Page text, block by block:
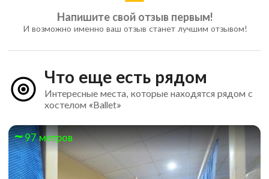
Напишите свой отзыв первым!
И возможно именно ваш отзыв станет лучшим отзывом!
Что еще есть рядом
Интересные места, которые находятся рядом с
хостелом «Ballet»
97 метров